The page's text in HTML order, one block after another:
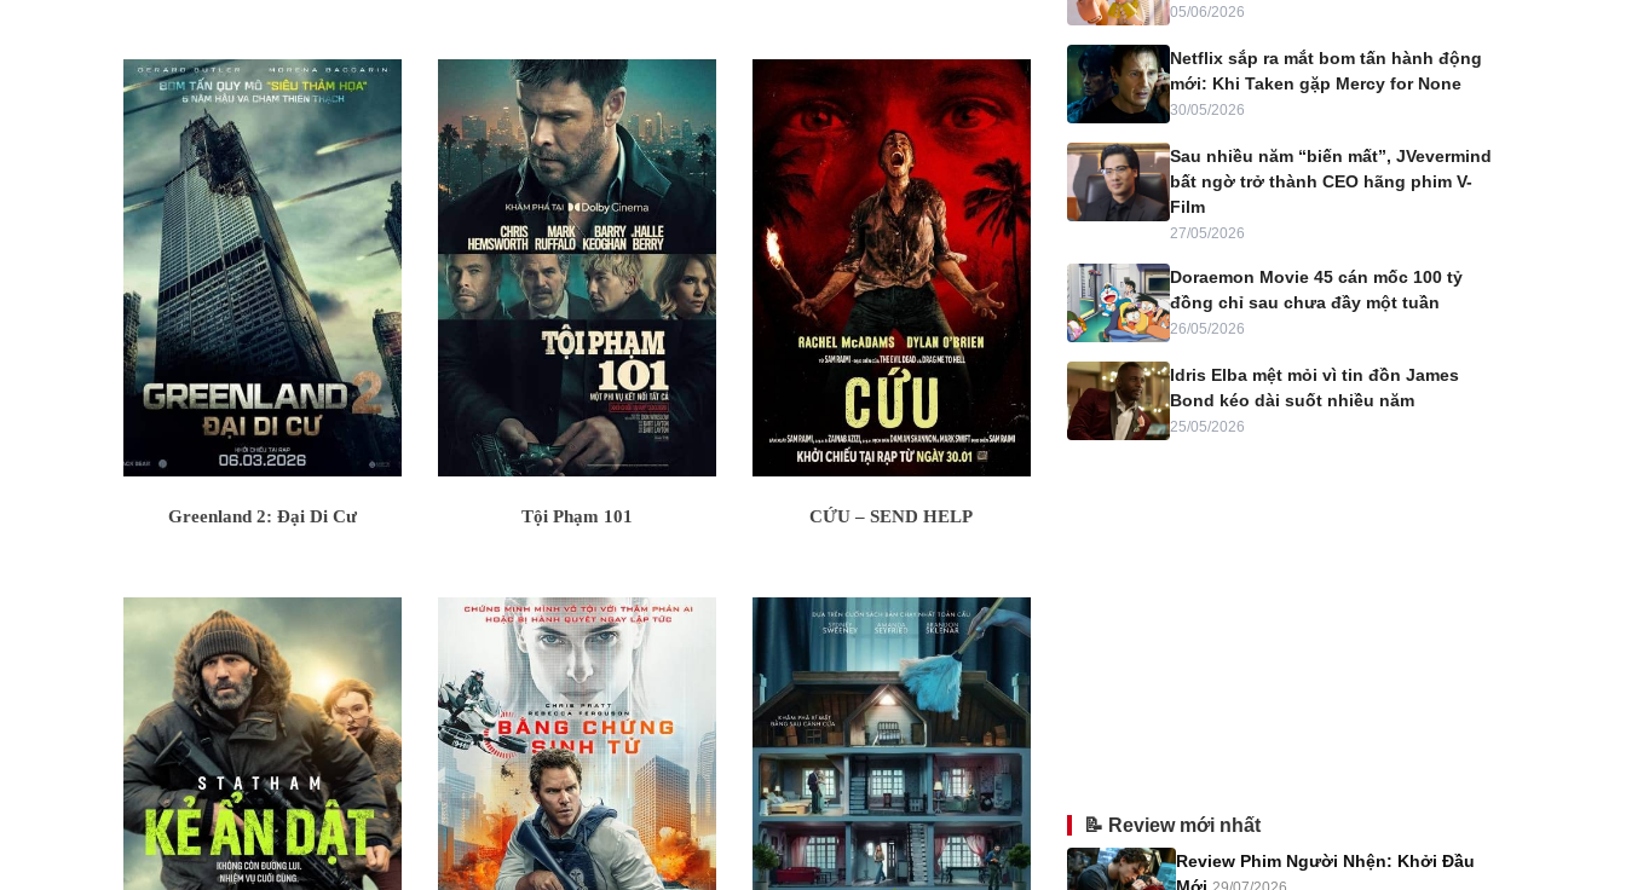
Greenland 2: Đại Di Cư Tội Phạm 101 CỨU – SEND HELP
05/06/2026
Netflix sắp ra mắt bom tấn hành động
mới: Khi Taken gặp Mercy for None
30/05/2026
Sau nhiều năm “biến mất”, JVevermind
bất ngờ trở thành CEO hãng phim V-
Film
27/05/2026
Doraemon Movie 45 cán mốc 100 tỷ
đồng chỉ sau chưa đầy một tuần
26/05/2026
Idris Elba mệt mỏi vì tin đồn James
Bond kéo dài suốt nhiều năm
25/05/2026
📝 Review mới nhất
Review Phim Người Nhện: Khởi Đầu